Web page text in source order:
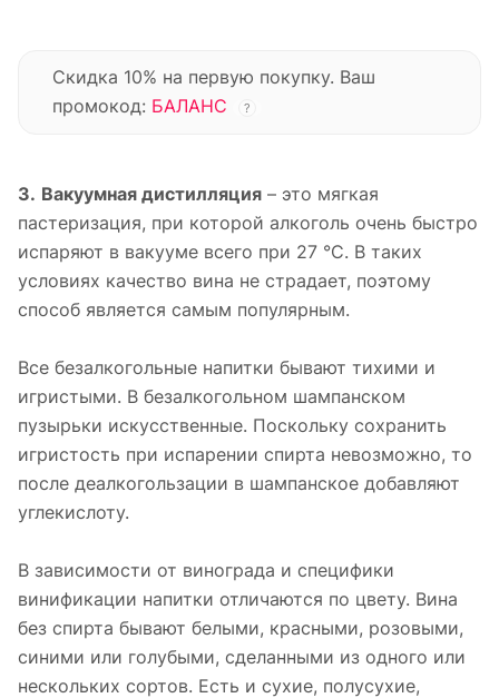
Скидка 10% на первую покупку. Ваш
промокод: БАЛАНС ?
3. Вакуумная дистилляция – это мягкая
пастеризация, при которой алкоголь очень быстро
испаряют в вакууме всего при 27 °С. В таких
условиях качество вина не страдает, поэтому
способ является самым популярным.
Все безалкогольные напитки бывают тихими и
игристыми. В безалкогольном шампанском
пузырьки искусственные. Поскольку сохранить
игристость при испарении спирта невозможно, то
после деалкогользации в шампанское добавляют
углекислоту.
В зависимости от винограда и специфики
винификации напитки отличаются по цвету. Вина
без спирта бывают белыми, красными, розовыми,
синими или голубыми, сделанными из одного или
нескольких сортов. Есть и сухие, полусухие,